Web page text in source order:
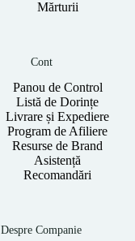
Mărturii
Cont
Panou de Control
Listă de Dorințe
Livrare și Expediere
Program de Afiliere
Resurse de Brand
Asistență
Recomandări
Despre Companie